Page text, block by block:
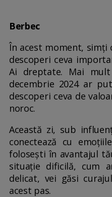
Berbec
În acest moment, simți
descoperi ceva
Ai dreptate. Mai
decembrie 2024 ar
descoperi ceva de
noroc.
Această zi, sub
conectează cu
folosești în avantajul
situație dificilă, cum
delicat, vei găsi
acest pas.